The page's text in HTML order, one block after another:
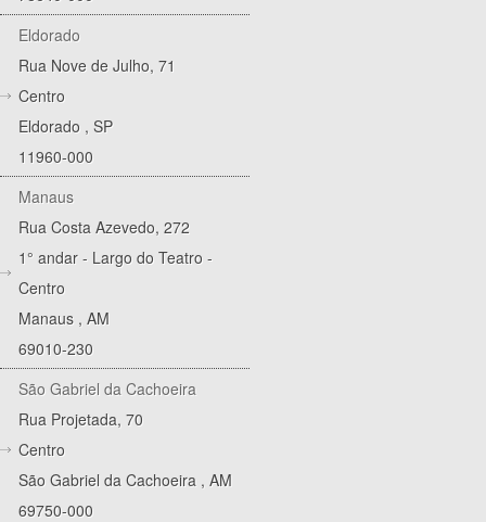
Eldorado
Rua Nove de Julho, 71
Centro
Eldorado , SP
11960-000
Manaus
Rua Costa Azevedo, 272
1° andar - Largo do Teatro -
Centro
Manaus , AM
69010-230
São Gabriel da Cachoeira
Rua Projetada, 70
Centro
São Gabriel da Cachoeira , AM
69750-000